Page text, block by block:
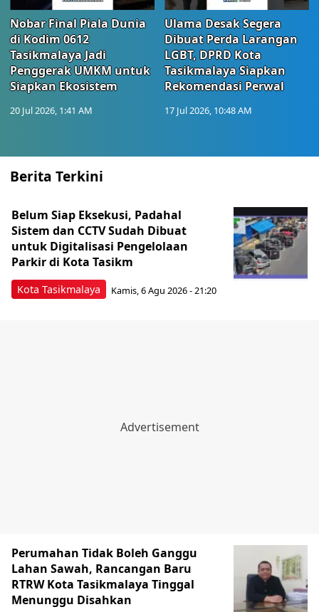
Nobar Final Piala Dunia
di Kodim 0612
Tasikmalaya Jadi
Penggerak UMKM untuk
Siapkan Ekosistem
20 Jul 2026, 1:41 AM
Ulama Desak Segera
Dibuat Perda Larangan
LGBT, DPRD Kota
Tasikmalaya Siapkan
Rekomendasi Perwal
17 Jul 2026, 10:48 AM
Berita Terkini
Kota Tasikmalaya
Belum Siap Eksekusi, Padahal
Sistem dan CCTV Sudah Dibuat
untuk Digitalisasi Pengelolaan
Parkir di Kota Tasikm
Kamis, 6 Agu 2026 - 21:20
Perumahan Tidak Boleh Ganggu
Lahan Sawah, Rancangan Baru
RTRW Kota Tasikmalaya Tinggal
Menunggu Disahkan